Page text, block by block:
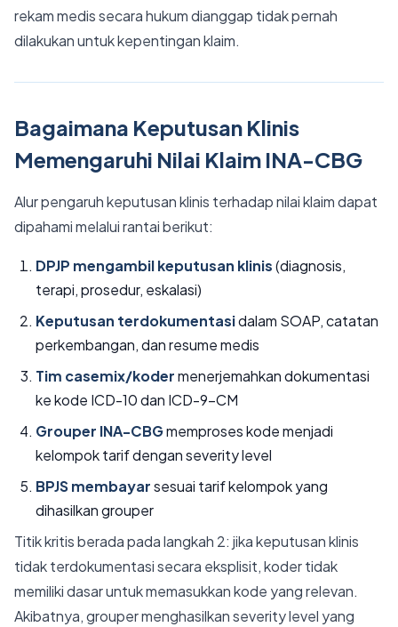
rekam medis secara hukum dianggap tidak pernah
dilakukan untuk kepentingan klaim.
Bagaimana Keputusan Klinis
Memengaruhi Nilai Klaim INA-CBG
Alur pengaruh keputusan klinis terhadap nilai klaim dapat
dipahami melalui rantai berikut:
DPJP mengambil keputusan klinis(diagnosis,
terapi, prosedur, eskalasi)
Keputusan terdokumentasidalam SOAP, catatan
perkembangan, dan resume medis
Tim casemix/kodermenerjemahkan dokumentasi
ke kode ICD-10 dan ICD-9-CM
Grouper INA-CBGmemproses kode menjadi
kelompok tarif dengan severity level
BPJS membayarsesuai tarif kelompok yang
dihasilkan grouper
Titik kritis berada pada langkah 2: jika keputusan klinis
tidak terdokumentasi secara eksplisit, koder tidak
memiliki dasar untuk memasukkan kode yang relevan.
Akibatnya, grouper menghasilkan severity level yang